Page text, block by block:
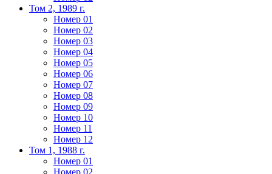
Том 2, 1989 г.
Номер 01
Номер 02
Номер 03
Номер 04
Номер 05
Номер 06
Номер 07
Номер 08
Номер 09
Номер 10
Номер 11
Номер 12
Том 1, 1988 г.
Номер 01
Номер 02